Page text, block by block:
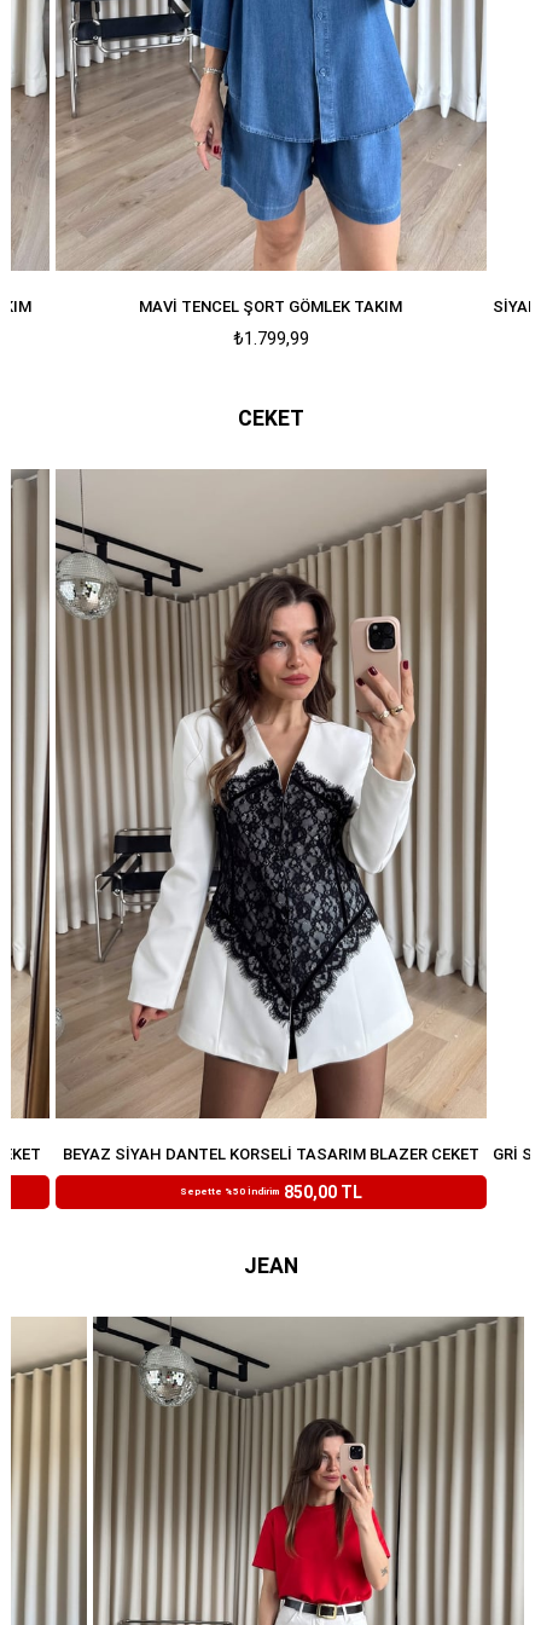
MAVI TENCEL ŞORT GÖMLEK TAKIM
₺1.799,99
CEKET
BEYAZ SIYAH DANTEL KORSELI TASARIM BLAZER CEKET
₺1.699,99
Sepette %50 İndirim 850,00 TL
JEAN